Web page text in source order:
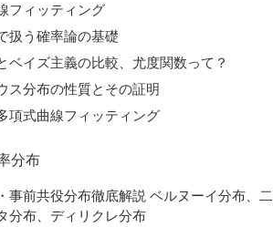
フィッティング
扱う確率論の基礎
ベイズ主義の比較、尤度関数って？
ス分布の性質とその証明
項式曲線フィッティング
分布
事前共役分布徹底解説 ベルヌーイ分布、
分布、ディリクレ分布